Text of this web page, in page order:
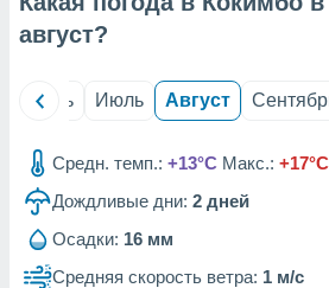
из
данных
август?
Июнь Июль Август
Средн. темп.: +13°C Макс.: +17°C
Дождливые дни: 2 дней
Осадки: 16 мм
Средняя скорость ветра: 1 м/с